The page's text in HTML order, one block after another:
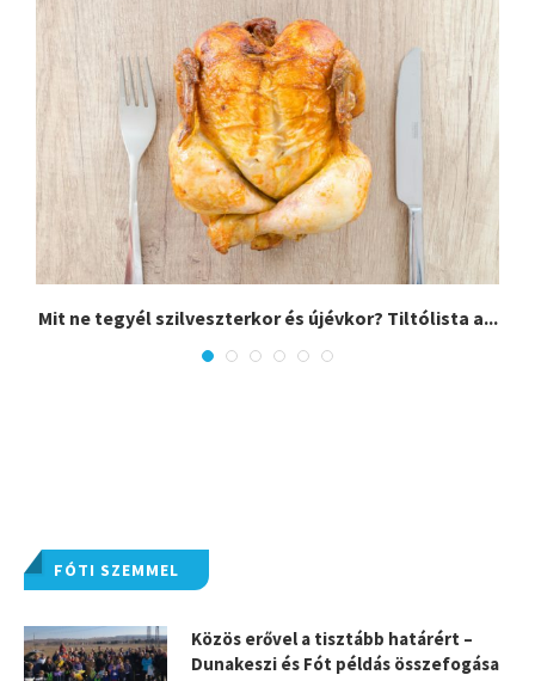
Mit ne tegyél szilveszterkor és újévkor? Tiltólista a...
FÓTI SZEMMEL
Közös erővel a tisztább határért –
Dunakeszi és Fót példás összefogása